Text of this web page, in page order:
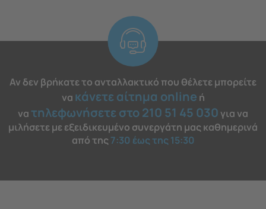
Αν δεν βρήκατε το ανταλλακτικό που θέλετε μπορείτε
να κάνετε αίτημα online ή
νατηλεφωνήσετε στο 210 51 45 030 για να
μιλήσετε με εξειδικευμένο συνεργάτη μας καθημερινά
από της7:30 έως της 15:30